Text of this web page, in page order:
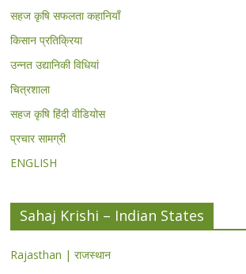
सहज कृषि सफलता कहानियाँ
किसान प्रतिक्रिया
उन्नत उद्यानिकी विधियां
चित्रशाला
सहज कृषि हिंदी वीडियोस
प्रचार सामग्री
ENGLISH
Sahaj Krishi – Indian States
Rajasthan | राजस्थान